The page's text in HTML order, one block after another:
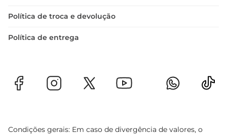
Política de troca e devolução
Política de entrega
Condições gerais: Em caso de divergência de valores, o